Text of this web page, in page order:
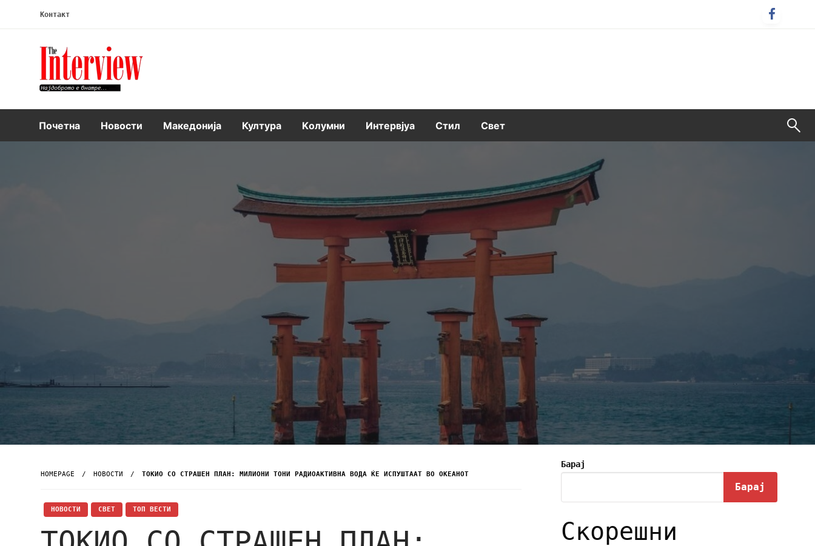
Контакт
Интервју
Почетна Новости Македонија Култура Kолумни Интервјуа Стил Свет
HOMEPAGE НОВОСТИ ТОКИО СО СТРАШЕН ПЛАН: МИЛИОНИ ТОНИ РАДИОАКТИВНА ВОДА ЌЕ ИСПУШТААТ ВО ОКЕАНОТ
НОВОСТИ СВЕТ ТОП ВЕСТИ
Барај
Барај
Скорешни